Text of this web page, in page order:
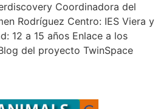
Coordinadora del
Rodríguez Centro: IES Viera y
12 a 15 años Enlace a los
del proyecto TwinSpace